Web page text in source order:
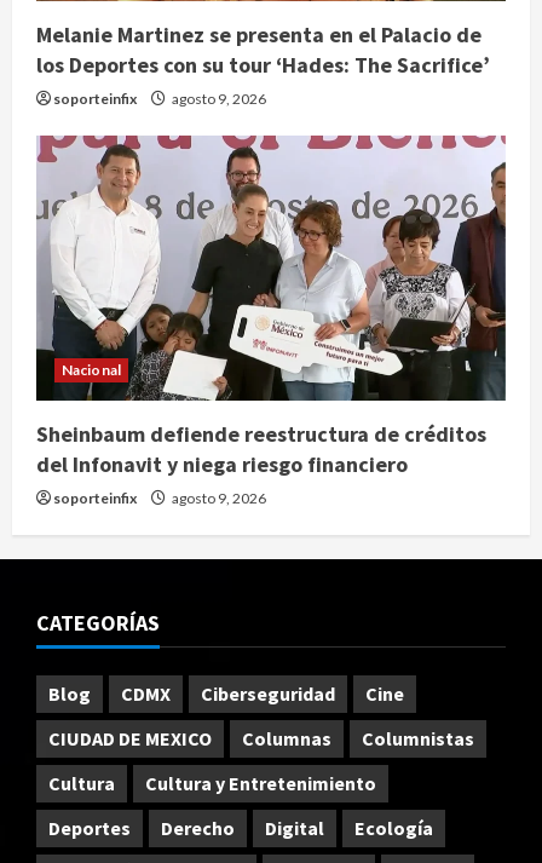
Melanie Martinez se presenta en el Palacio de
los Deportes con su tour ‘Hades: The Sacrifice’
soporteinfix agosto 9, 2026
Nacional
Sheinbaum defiende reestructura de créditos
del Infonavit y niega riesgo financiero
soporteinfix agosto 9, 2026
CATEGORÍAS
Blog CDMX Ciberseguridad
Cine
CIUDAD DE MEXICO
Columnas
Columnistas
Cultura
Cultura y Entretenimiento
Deportes
Derecho Digital
Ecología